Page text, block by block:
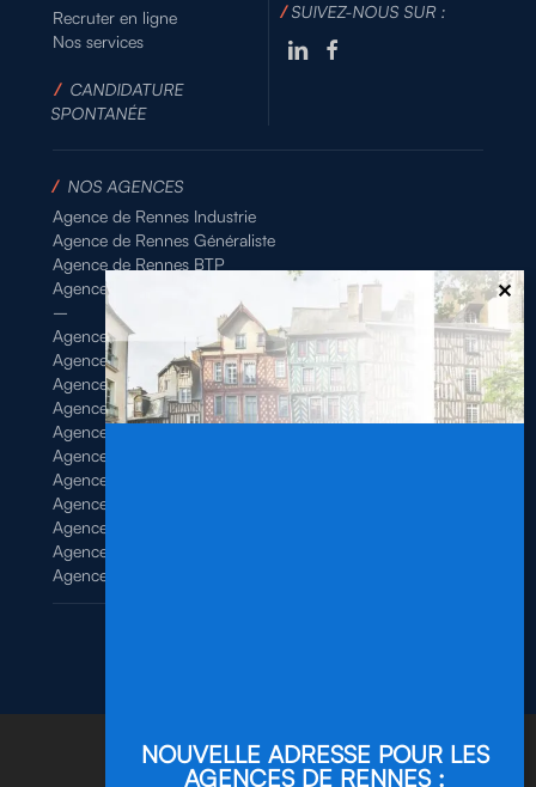
Recruter en ligne
Nos services
/ CANDIDATURE
SPONTANÉE
/SUIVEZ-NOUS SUR :
/ NOS AGENCES
Agence de Rennes Industrie
Agence de Rennes Généraliste
Agence de Rennes BTP
Agence de Rennes Tertiaire
–
Agence de Brest
Agence de Dinan
Agence de Lamballe
Agence de Landivisiau
Agence de Pontivy
Agence de Quimper
Agence de Quimperlé
Agence de Saint-Brieuc
Agence de Saint-Malo
Agence de Vannes
Agence de Vitré
NOUVELLE ADRESSE POUR LES
AGENCES DE RENNES :